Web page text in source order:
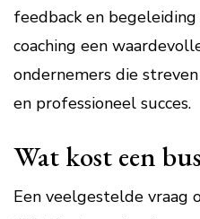
feedback en
coaching een
ondernemers die
en professioneel succes.
Wat kost een
Een veelgestelde vraag